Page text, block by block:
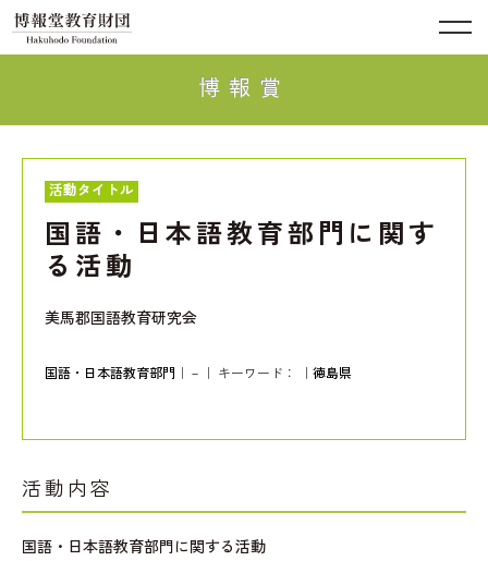
博報賞
活動タイトル
国語・日本語教育部門に関す
る活動
美馬郡国語教育研究会
国語・日本語教育部門 ｜－｜ キーワード： 徳島県
活動内容
国語・日本語教育部門に関する活動